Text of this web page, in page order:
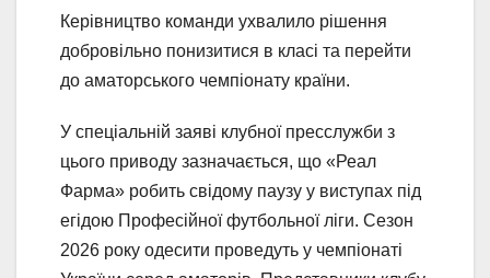
Керівництво команди ухвалило рішення
добровільно понизитися в класі та перейти
до аматорського чемпіонату країни.
У спеціальній заяві клубної пресслужби з
цього приводу зазначається, що «Реал
Фарма» робить свідому паузу у виступах під
егідою Професійної футбольної ліги. Сезон
2026 року одесити проведуть у чемпіонаті